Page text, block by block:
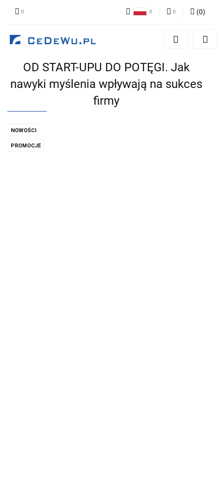
Zaloguj się
Dodaj zgłoszenie
Zgody cookies
(0)
OD START-UPU DO POTĘGI. Jak
nawyki myślenia wpływają na sukces
firmy
NOWOŚCI
PROMOCJE